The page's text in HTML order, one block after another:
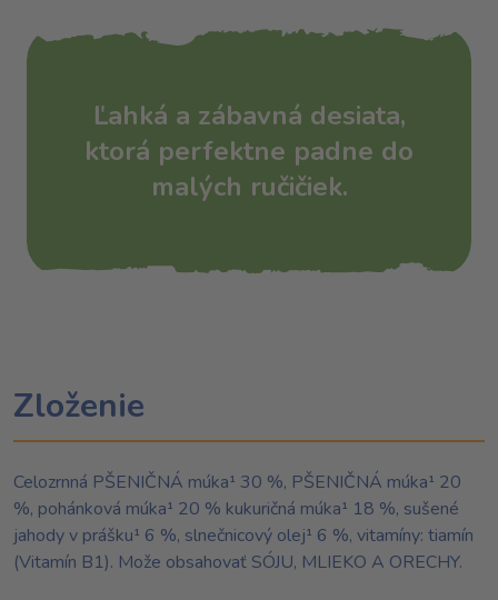
Ľahká a zábavná desiata,
ktorá perfektne padne do
malých ručičiek.
Zloženie
Celozrnná PŠENIČNÁ múka¹ 30 %, PŠENIČNÁ múka¹ 20
%, pohánková múka¹ 20 % kukuričná múka¹ 18 %, sušené
jahody v prášku¹ 6 %, slnečnicový olej¹ 6 %, vitamíny: tiamín
(Vitamín B1). Može obsahovať SÓJU, MLIEKO A ORECHY.